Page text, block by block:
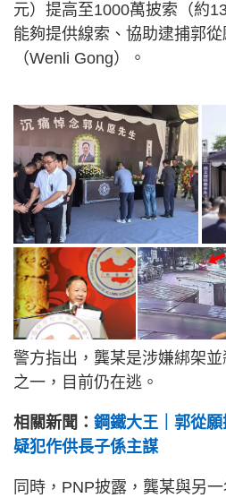
元）提高至1000萬披索（約
能夠提供線索、協助逮捕郭
（Wenli Gong）。
警方指出，龔某是涉嫌綁架
之一，目前仍在逃。
相關新聞： 鋼鐵大王｜郭從
疑犯作供長子係主謀
同時，PNP披露，龔某與另